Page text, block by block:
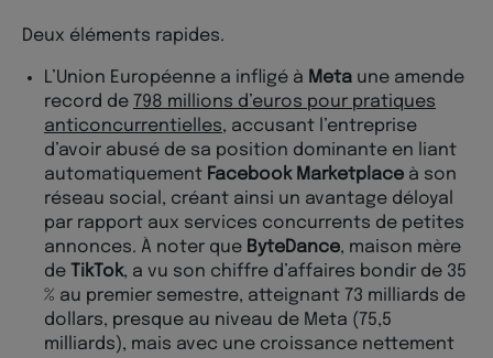
Deux éléments rapides.
L’Union Européenne a infligé à Meta une amende
record de 798 millions d’euros pour pratiques
anticoncurrentielles, accusant l’entreprise
d’avoir abusé de sa position dominante en liant
automatiquement Facebook Marketplace à son
réseau social, créant ainsi un avantage déloyal
par rapport aux services concurrents de petites
annonces. À noter que ByteDance, maison mère
de TikTok, a vu son chiffre d’affaires bondir de 35
% au premier semestre, atteignant 73 milliards de
dollars, presque au niveau de Meta (75,5
milliards), mais avec une croissance nettement